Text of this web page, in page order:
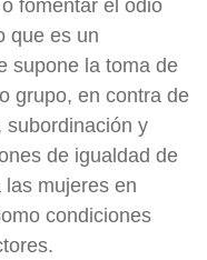
fomentar el odio
que es un
supone la toma de
grupo, en contra de
subordinación y
de igualdad de
mujeres en
condiciones